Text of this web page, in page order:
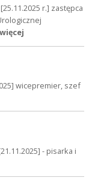
r.] zastępca
wicepremier, szef
- pisarka i